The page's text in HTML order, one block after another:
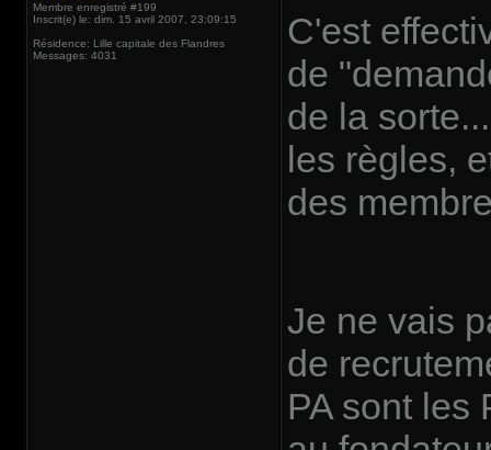
Membre enregistré #199
Inscrit(e) le: dim. 15 avril 2007, 23:09:15
Résidence: Lille capitale des Flandres
Messages: 4031
C'est
de
de la
les règles,
des
Je ne vais
de
PA sont les